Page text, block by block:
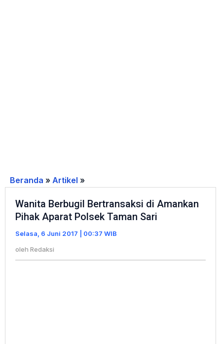
Beranda » Artikel »
Bertransaksi
di
Amankan
Aparat
Wanita Berbugil Bertransaksi di Amankan
Pihak Aparat Polsek Taman Sari
Selasa, 6 Juni 2017 | 00:37 WIB
oleh Redaksi